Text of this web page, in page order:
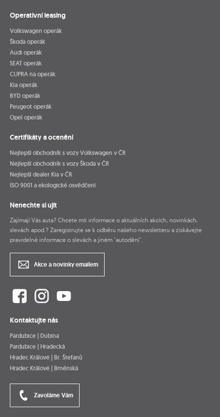
Operativní leasing
Volkswagen operák
Škoda operák
Audi operák
SEAT operák
CUPRA na operák
Kia operák
BYD operák
Peugeot operák
Opel operák
Certifikáty a ocenění
Nejlepší obchodník s vozy Volkswagen v ČR
Nejlepší obchodník s vozy Škoda v ČR
Nejlepší dealer Kia v ČR
ISO 9001 a ekologické osvědčení
Nenechte si ujít
Zajímají Vás auta? Chcete mít informace o aktuálních akcích, novinkách,
slevách apod.? Zaregistrujte se k odběru našeho newsletteru a získávejte
pravidelné informace o slevách a jiném "autodění".
Akce a novinky emailem
Kontaktujte nás
Pardubice | Dubina
Pardubice | Hradecká
Hradec Králové | Br. Štefanů
Hradec Králové | Brněnská
Zavoláme Vám